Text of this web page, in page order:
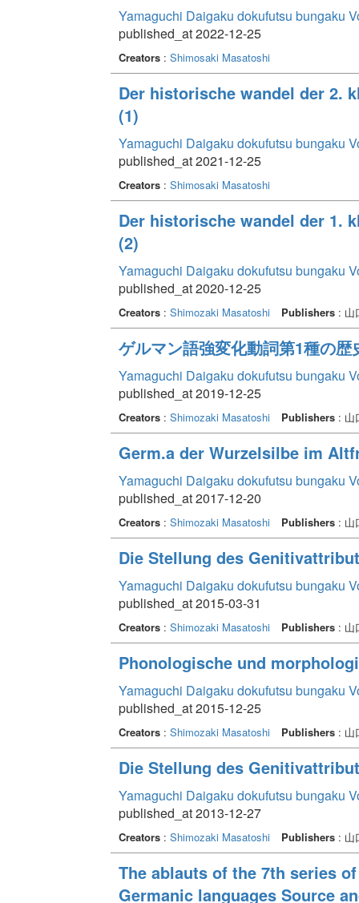
Yamaguchi Daigaku dokufutsu bungaku
published_at 2022-12-25
Creators: Shimosaki Masatoshi
Der historische wandel der 2.
(1)
Yamaguchi Daigaku dokufutsu bungaku
published_at 2021-12-25
Creators: Shimosaki Masatoshi
Der historische wandel der 1.
(2)
Yamaguchi Daigaku dokufutsu bungaku
published_at 2020-12-25
Creators: Shimozaki Masatoshi Publishers: 山
ゲルマン語強変化動詞第1種の歴
Yamaguchi Daigaku dokufutsu bungaku
published_at 2019-12-25
Creators: Shimozaki Masatoshi Publishers: 山
Germ.a der Wurzelsilbe im
Yamaguchi Daigaku dokufutsu bungaku
published_at 2017-12-20
Creators: Shimozaki Masatoshi Publishers: 山
Die Stellung des
Yamaguchi Daigaku dokufutsu bungaku
published_at 2015-03-31
Creators: Shimozaki Masatoshi Publishers: 山
Phonologische und
Yamaguchi Daigaku dokufutsu bungaku
published_at 2015-12-25
Creators: Shimozaki Masatoshi Publishers: 山
Die Stellung des
Yamaguchi Daigaku dokufutsu bungaku
published_at 2013-12-27
Creators: Shimozaki Masatoshi Publishers: 山
The ablauts of the 7th series
Germanic languages Source